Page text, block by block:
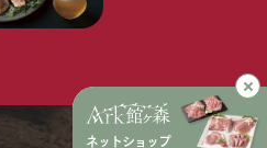
ネットショップ